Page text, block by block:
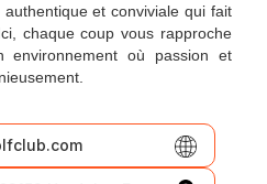
authentique et conviviale qui fait
chaque coup vous rapproche
où passion et